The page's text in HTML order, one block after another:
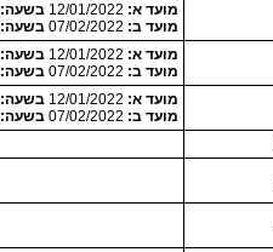
מועד א: 12/01/2022 בשעה:
מועד ב: 07/02/2022 בשעה:
מועד א: 12/01/2022 בשעה:
מועד ב: 07/02/2022 בשעה:
מועד א: 12/01/2022 בשעה:
מועד ב: 07/02/2022 בשעה: